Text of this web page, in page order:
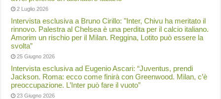
2 Luglio 2026
Intervista esclusiva a Bruno Cirillo: "Inter, Chivu ha meritato il
rinnovo. Palestra al Chelsea è una perdita per il calcio italiano.
Amorim un rischio per il Milan. Reggina, Lotito può essere la
svolta”
25 Giugno 2026
Intervista esclusiva ad Eugenio Ascari: “Juventus, prendi
Jackson. Roma: ecco come finirà con Greenwood. Milan, c’è
preoccupazione. L’Inter può fare il vuoto”
23 Giugno 2026